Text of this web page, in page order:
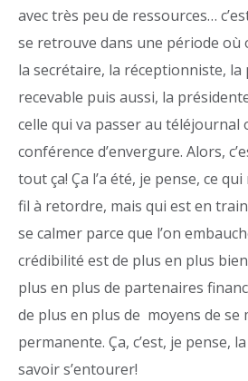
avec très peu de ressources…
se retrouve dans une période où
la secrétaire, la réceptionniste, la
recevable puis aussi, la
celle qui va passer au téléjournal
conférence d’envergure. Alors,
tout ça! Ça l’a été, je pense, ce
fil à retordre, mais qui est en
se calmer parce que l’on
crédibilité est de plus en plus
plus en plus de partenaires
de plus en plus de moyens de se
permanente. Ça, c’est, je pense,
savoir s’entourer!